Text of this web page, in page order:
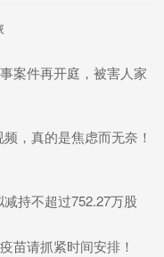
案件再开庭，被害人家
，真的是焦虑而无奈！
持不超过752.27万股
苗请抓紧时间安排！